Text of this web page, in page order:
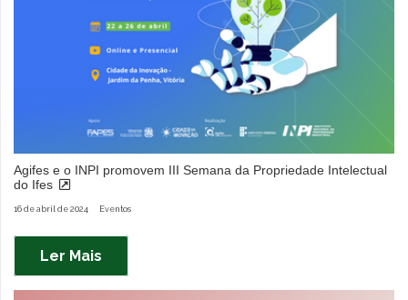
Agifes e o INPI promovem III Semana da Propriedade Intelectual
do Ifes
16 de abril de 2024 Eventos
Ler Mais